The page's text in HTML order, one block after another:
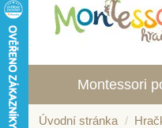
Montessori
Úvodní stránka